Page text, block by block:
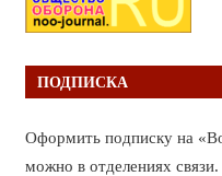
ПОДПИСКА
Оформить подписку на
можно в отделениях